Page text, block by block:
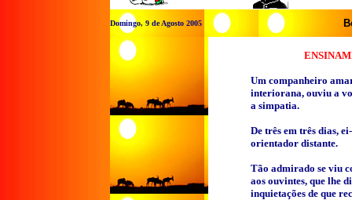
Domingo, 9 de Agosto 2005
Um companheiro
interiorana, ouviu a
a simpatia.
De três em três dias,
orientador distante.
Tão admirado se viu
aos ouvintes, que lhe
inquietações de que